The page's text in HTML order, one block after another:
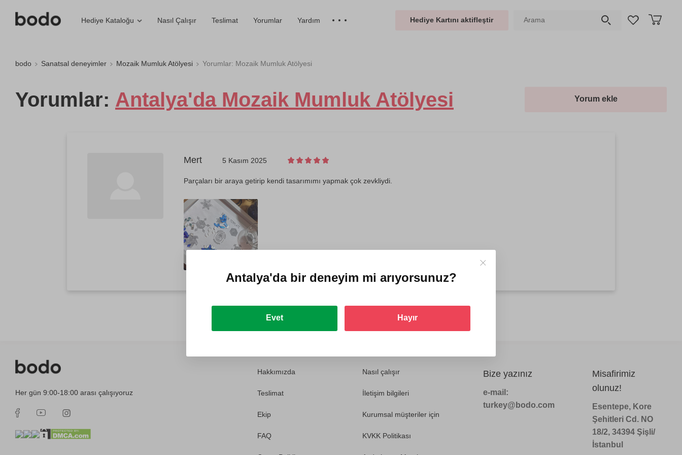
Hediye Kataloğu Nasıl Çalışır Teslimat Yorumlar Yardım Hediye Kartını aktifleştir
bodo Sanatsal deneyimler Mozaik Mumluk Atölyesi Yorumlar: Mozaik Mumluk Atölyesi
Yorumlar: Antalya'da Mozaik Mumluk Atölyesi Yorum ekle
Mert 5 Kasım 2025
Parçaları bir araya getirip kendi tasarımımı yapmak çok zevkliydi.
Her gün 9:00-18:00 arası çalışıyoruz
Hakkımızda Nasıl çalışır
Teslimat İletişim bilgileri
Ekip Kurumsal müşteriler için
FAQ KVKK Politikası
Bize yazınız
e-mail:
turkey@bodo.com
Misafirimiz
olunuz!
Esentepe, Kore
Şehitleri Cd. NO
18/2, 34394 Şişli/
İstanbul
Antalya'dabir deneyim mi arıyorsunuz?
Evet Hayır